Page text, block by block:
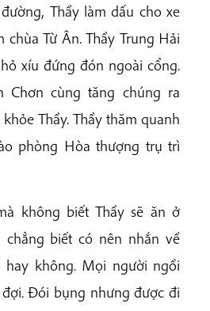
Thầy làm dấu cho xe
chùa Từ Ân. Thầy Trung Hải
xíu đứng đón ngoài cổng.
Chơn cùng tăng chúng ra
Thầy. Thầy thăm quanh
phòng Hòa thượng trụ trì
không biết Thầy sẽ ăn ở
biết có nên nhắn về
hay không. Mọi người ngồi
Đói bụng nhưng được đi